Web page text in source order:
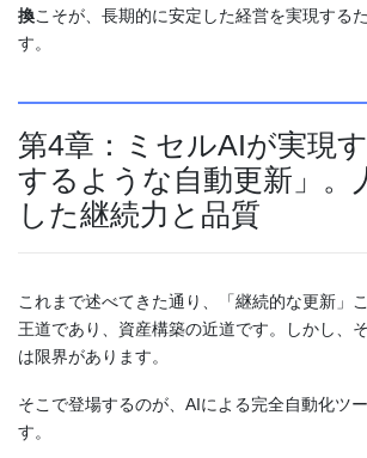
換こそが、長期的に安定した経営を実現する
す。
第4章：ミセルAIが実現
するような自動更新」。
した継続力と品質
これまで述べてきた通り、「継続的な更新」
王道であり、資産構築の近道です。しかし、
は限界があります。
そこで登場するのが、AIによる完全自動化ツ
す。